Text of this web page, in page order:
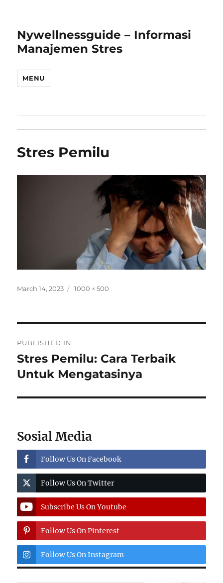
Nywellnessguide – Informasi
Manajemen Stres
MENU
Stres Pemilu
Posted
March 14, 2023
Full
1000 × 500
navigation
PUBLISHED IN
Stres Pemilu: Cara Terbaik
Untuk Mengatasinya
Sosial Media
Follow Us On Facebook
Follow Us On Twitter
Subscribe Us On Youtube
Follow Us On Pinterest
Follow Us On Instagram